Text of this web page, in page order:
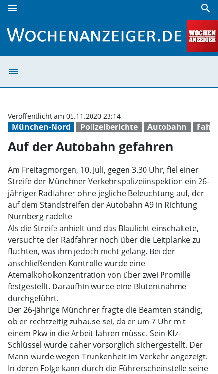
menu search
menu
München-Nord Polizeiberichte Autobahn
Veröffentlicht am 05.11.2020 23:14
Auf der Autobahn gefahren
Am Freitagmorgen, 10. Juli, gegen 3.30 Uhr, fiel einer
Streife der Münchner Verkehrspolizeiinspektion ein 26-
jähriger Radfahrer ohne jegliche Beleuchtung auf, der
auf dem Standstreifen der Autobahn A9 in Richtung
Nürnberg radelte.
Als die Streife anhielt und das Blaulicht einschaltete,
versuchte der Radfahrer noch über die Leitplanke zu
flüchten, was ihm jedoch nicht gelang. Bei der
anschließenden Kontrolle wurde eine
Atemalkoholkonzentration von über zwei Promille
festgestellt. Daraufhin wurde eine Blutentnahme
durchgeführt.
Der 26-jährige Münchner fragte die Beamten ständig,
ob er rechtzeitig zuhause sei, da er um 7 Uhr mit
einem Pkw in die Arbeit fahren müsse. Sein Kfz-
Schlüssel wurde daher vorsorglich sichergestellt. Der
Mann wurde wegen Trunkenheit im Verkehr angezeigt.
In deren Folge kann durch die Führerscheinstelle seine